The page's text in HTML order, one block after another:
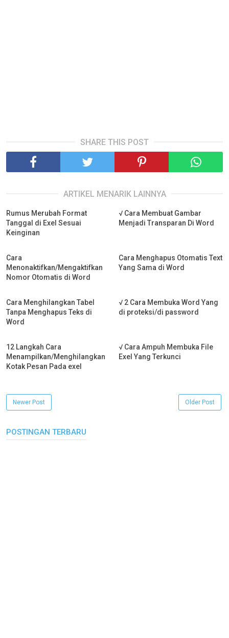
SHARE THIS POST
ARTIKEL MENARIK LAINNYA
Rumus Merubah Format
Tanggal di Exel Sesuai
Keinginan
√ Cara Membuat Gambar
Menjadi Transparan Di Word
Cara
Menonaktifkan/Mengaktifkan
Nomor Otomatis di Word
Cara Menghapus Otomatis Text
Yang Sama di Word
Cara Menghilangkan Tabel
Tanpa Menghapus Teks di
Word
√ 2 Cara Membuka Word Yang
di proteksi/di password
12 Langkah Cara
Menampilkan/Menghilangkan
Kotak Pesan Pada exel
√ Cara Ampuh Membuka File
Exel Yang Terkunci
Newer Post Older Post
POSTINGAN TERBARU